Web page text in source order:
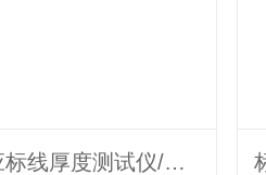
北京供应标线厚度测试仪/路面标线测厚仪